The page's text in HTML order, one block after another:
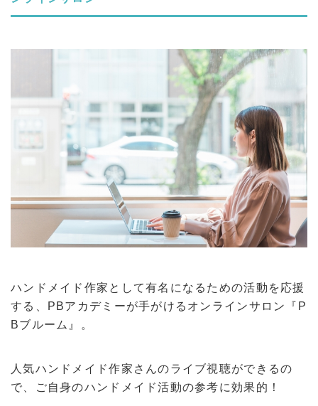
ハンドメイド作家として有名になるための活動を応援
する、PBアカデミーが手がけるオンラインサロン『P
Bブルーム』。
人気ハンドメイド作家さんのライブ視聴ができるの
で、ご自身のハンドメイド活動の参考に効果的！